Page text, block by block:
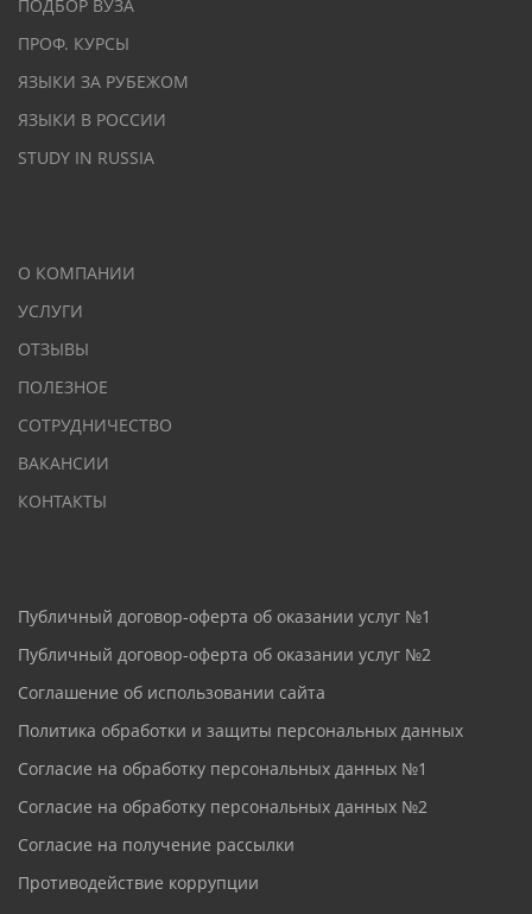
ПОДБОР ВУЗА
ПРОФ. КУРСЫ
ЯЗЫКИ ЗА РУБЕЖОМ
ЯЗЫКИ В РОССИИ
STUDY IN RUSSIA
О КОМПАНИИ
УСЛУГИ
ОТЗЫВЫ
ПОЛЕЗНОЕ
СОТРУДНИЧЕСТВО
ВАКАНСИИ
КОНТАКТЫ
Публичный договор-оферта об оказании услуг №1
Публичный договор-оферта об оказании услуг №2
Соглашение об использовании сайта
Политика обработки и защиты персональных данных
Согласие на обработку персональных данных №1
Согласие на обработку персональных данных №2
Согласие на получение рассылки
Противодействие коррупции